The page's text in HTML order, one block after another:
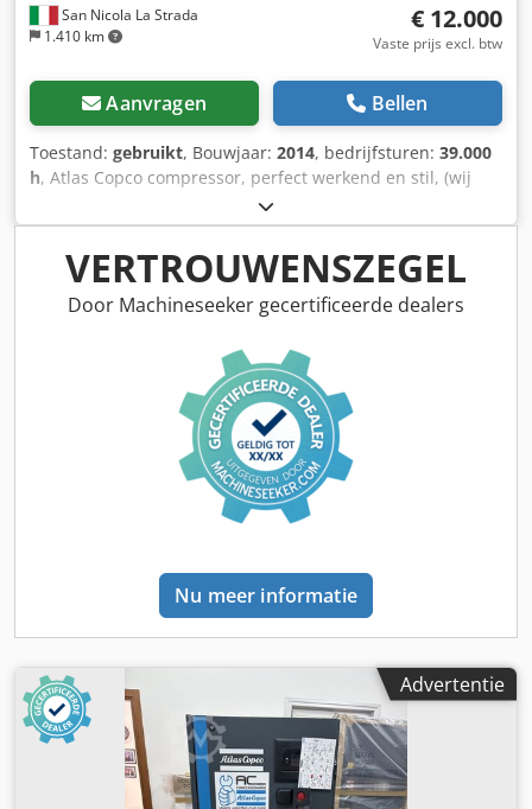
San Nicola La Strada
1.410 km
€ 12.000
Vaste prijs excl. btw
Aanvragen Bellen
Toestand: gebruikt, Bouwjaar: 2014, bedrijfsturen: 39.000
h, Atlas Copco compressor, perfect werkend en stil, (wij
zijn officiële dealer). Belangrijkste kenmerken: Max. druk:
10 bar Debiet: 19.200 l/min Vermogen: 110 kW / 150 pk
Codpszc Hmhofx Ac Herf
VERTROUWENSZEGEL
Door Machineseeker gecertificeerde dealers
Nu meer informatie
Advertentie